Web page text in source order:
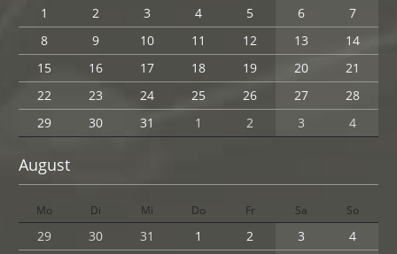
1 2 3 4 5 6
7
8
9 10 11 12 13
14
15
16 17 18 19 20
21
22
23 24 25 26 27
28
29
30 31 1 2 3 4
August
Mo Di Mi Do Fr Sa So
29 30 31 1 2 3
4